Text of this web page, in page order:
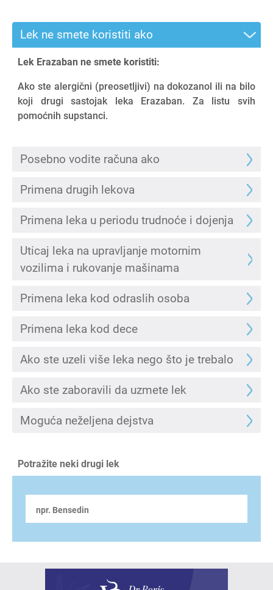
Lek ne smete koristiti ako
Lek Erazaban ne smete koristiti:
Ako ste alergični (preosetljivi) na dokozanol ili na bilo
koji drugi sastojak leka Erazaban. Za listu svih
pomoćnih supstanci.
Posebno vodite računa ako
Primena drugih lekova
Primena leka u periodu trudnoće i dojenja
Uticaj leka na upravljanje motornim
vozilima i rukovanje mašinama
Primena leka kod odraslih osoba
Primena leka kod dece
Ako ste uzeli više leka nego što je trebalo
Ako ste zaboravili da uzmete lek
Moguća neželjena dejstva
Potražite neki drugi lek